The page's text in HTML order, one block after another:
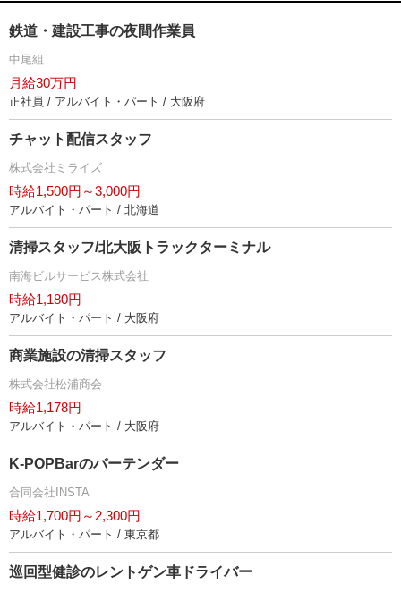
鉄道・建設工事の夜間作業員
中尾組
月給30万円
正社員 / アルバイト・パート / 大阪府
チャット配信スタッフ
株式会社ミライズ
時給1,500円～3,000円
アルバイト・パート / 北海道
清掃スタッフ/北大阪トラックターミナル
南海ビルサービス株式会社
時給1,180円
アルバイト・パート / 大阪府
商業施設の清掃スタッフ
株式会社松浦商会
時給1,178円
アルバイト・パート / 大阪府
K-POPBarのバーテンダー
合同会社INSTA
時給1,700円～2,300円
アルバイト・パート / 東京都
巡回型健診のレントゲン車ドライバー